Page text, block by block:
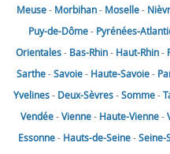
Meuse- Morbihan- Moselle-
Puy-de-Dôme- Pyrénées-
Orientales- Bas-Rhin- Haut-Rhin-
Sarthe-Savoie- Haute-Savoie-
Yvelines- Deux-Sèvres-Somme-
Vendée-Vienne- Haute-Vienne-
Essonne- Hauts-de-Seine-Seine-